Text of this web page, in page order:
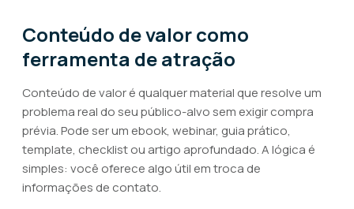
Conteúdo de valor como
ferramenta de atração
Conteúdo de valor é qualquer material que resolve um
problema real do seu público-alvo sem exigir compra
prévia. Pode ser um ebook, webinar, guia prático,
template, checklist ou artigo aprofundado. A lógica é
simples: você oferece algo útil em troca de
informações de contato.